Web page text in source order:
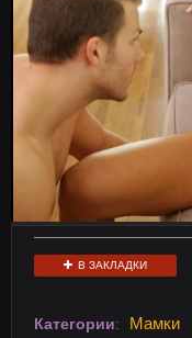
В ЗАКЛАДКИ
Категории: Мамки